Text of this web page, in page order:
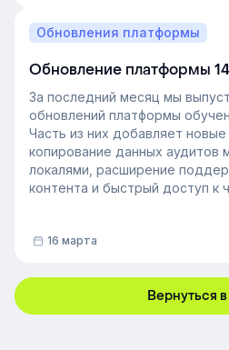
процессы в компании и умеет
искренние отношения с
неформальных лидеров и
может стать стратегией
которая повысит
более позитивную
сделать — рассказали в
Обновления платформы
Обновление платформы
За последний месяц мы
обновлений платформы
Часть из них добавляет новые
копирование данных аудитов
локалями, расширение
контента и быстрый доступ к
доступов, добавили
платформы.
16 марта
Вернуться